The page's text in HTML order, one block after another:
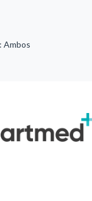
Ambos